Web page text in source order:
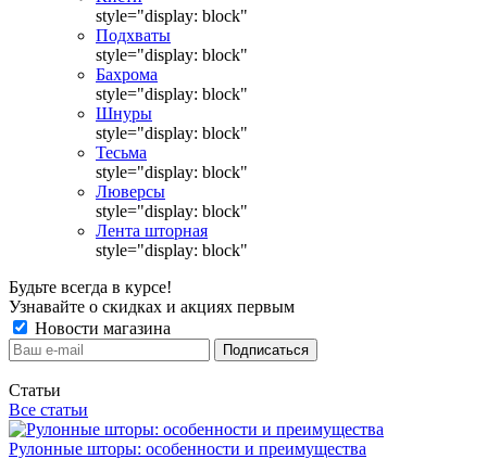
style="display: block"
Подхваты
style="display: block"
Бахрома
style="display: block"
Шнуры
style="display: block"
Тесьма
style="display: block"
Люверсы
style="display: block"
Лента шторная
style="display: block"
Будьте всегда в курсе!
Узнавайте о скидках и акциях первым
Новости магазина
Статьи
Все статьи
Рулонные шторы: особенности и преимущества